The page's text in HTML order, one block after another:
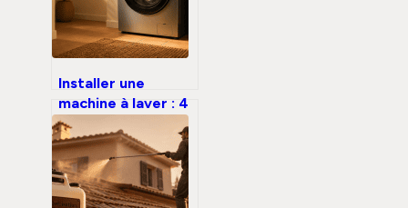
Installer une
machine à laver : 4
étapes clés pour
éviter les fuites et
les vibrations